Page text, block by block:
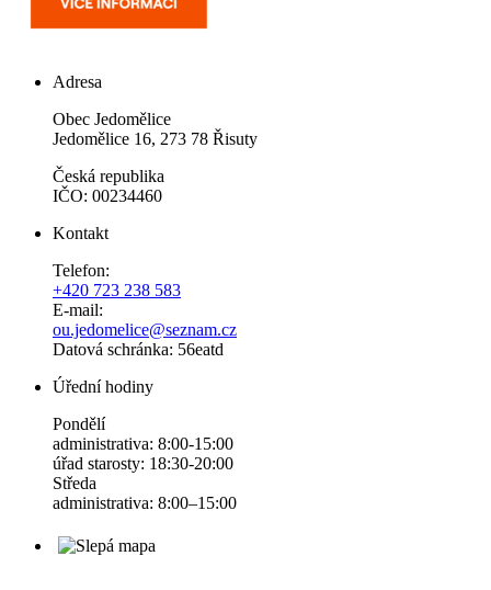
Adresa
Obec Jedomělice
Jedomělice 16, 273 78 Řisuty
Česká republika
IČO: 00234460
Kontakt
Telefon:
+420 723 238 583
E-mail:
ou.jedomelice@seznam.cz
Datová schránka: 56eatd
Úřední hodiny
Pondělí
administrativa: 8:00-15:00
úřad starosty: 18:30-20:00
Středa
administrativa: 8:00–15:00